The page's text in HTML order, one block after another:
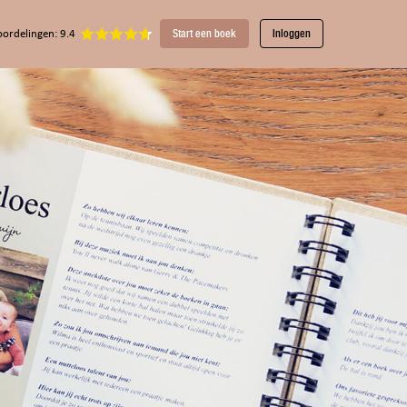
9.4 Start een boek Inloggen